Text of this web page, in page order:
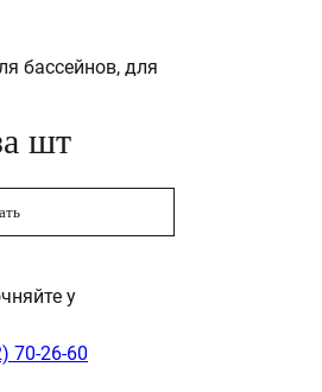
бассейнов, для
шт
у
70-26-60